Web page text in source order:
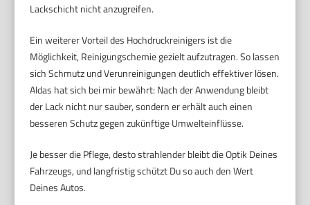
Lackschicht nicht anzugreifen.
Ein weiterer Vorteil des Hochdruckreinigers ist die
Möglichkeit, Reinigungschemie gezielt aufzutragen. So lassen
sich Schmutz und Verunreinigungen deutlich effektiver lösen.
Aldas hat sich bei mir bewährt: Nach der Anwendung bleibt
der Lack nicht nur sauber, sondern er erhält auch einen
besseren Schutz gegen zukünftige Umwelteinflüsse.
Je besser die Pflege, desto strahlender bleibt die Optik Deines
Fahrzeugs, und langfristig schützt Du so auch den Wert
Deines Autos.